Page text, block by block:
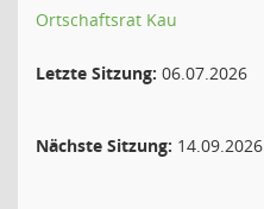
Ortschaftsrat Kau
Letzte Sitzung: 06.07.2026
Nächste Sitzung: 14.09.2026